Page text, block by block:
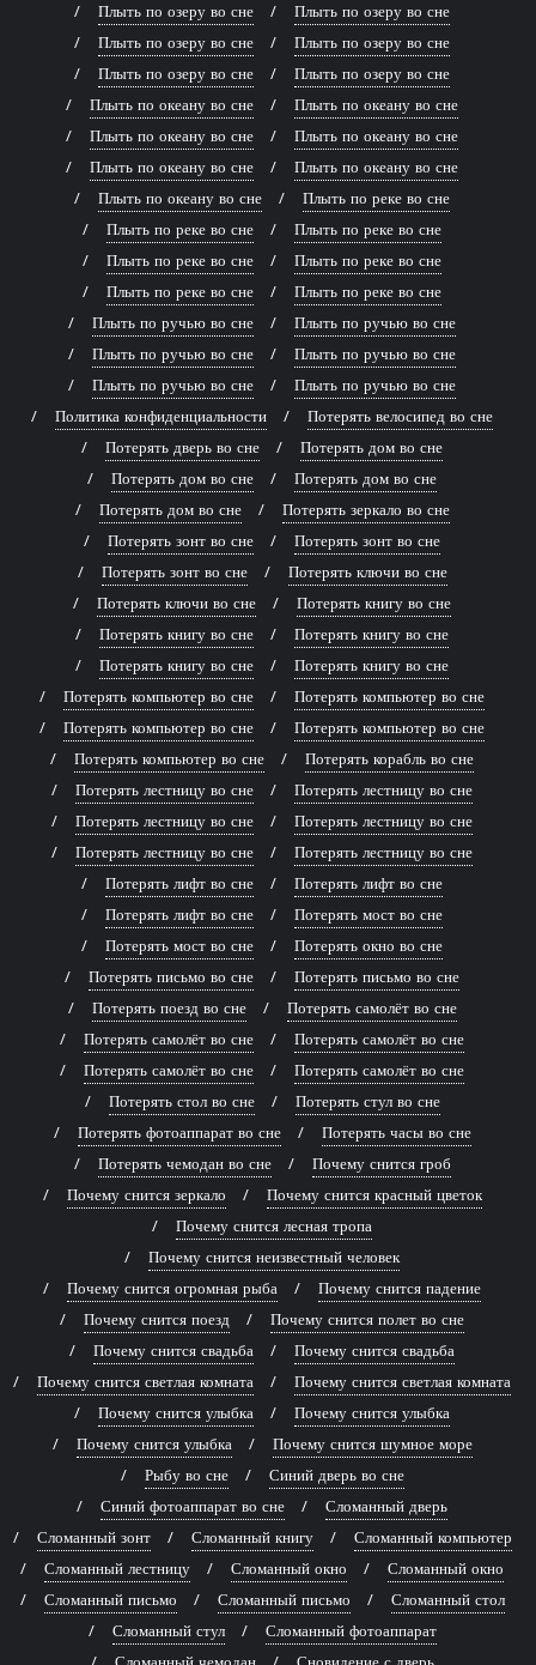
Плыть по озеру во сне
Плыть по озеру во сне
Плыть по озеру во сне
Плыть по озеру во сне
Плыть по озеру во сне
Плыть по озеру во сне
Плыть по океану во сне
Плыть по океану во сне
Плыть по океану во сне
Плыть по океану во сне
Плыть по океану во сне
Плыть по океану во сне
Плыть по океану во сне
Плыть по реке во сне
Плыть по реке во сне
Плыть по реке во сне
Плыть по реке во сне
Плыть по реке во сне
Плыть по реке во сне
Плыть по реке во сне
Плыть по ручью во сне
Плыть по ручью во сне
Плыть по ручью во сне
Плыть по ручью во сне
Плыть по ручью во сне
Плыть по ручью во сне
Политика конфиденциальности
Потерять велосипед во сне
Потерять дверь во сне
Потерять дом во сне
Потерять дом во сне
Потерять дом во сне
Потерять дом во сне
Потерять зеркало во сне
Потерять зонт во сне
Потерять зонт во сне
Потерять зонт во сне
Потерять ключи во сне
Потерять ключи во сне
Потерять книгу во сне
Потерять книгу во сне
Потерять книгу во сне
Потерять книгу во сне
Потерять книгу во сне
Потерять компьютер во сне
Потерять компьютер во сне
Потерять компьютер во сне
Потерять компьютер во сне
Потерять компьютер во сне
Потерять корабль во сне
Потерять лестницу во сне
Потерять лестницу во сне
Потерять лестницу во сне
Потерять лестницу во сне
Потерять лестницу во сне
Потерять лестницу во сне
Потерять лифт во сне
Потерять лифт во сне
Потерять лифт во сне
Потерять мост во сне
Потерять мост во сне
Потерять окно во сне
Потерять письмо во сне
Потерять письмо во сне
Потерять поезд во сне
Потерять самолёт во сне
Потерять самолёт во сне
Потерять самолёт во сне
Потерять самолёт во сне
Потерять самолёт во сне
Потерять стол во сне
Потерять стул во сне
Потерять фотоаппарат во сне
Потерять часы во сне
Потерять чемодан во сне
Почему снится гроб
Почему снится зеркало
Почему снится красный цветок
Почему снится лесная тропа
Почему снится неизвестный человек
Почему снится огромная рыба
Почему снится падение
Почему снится поезд
Почему снится полет во сне
Почему снится свадьба
Почему снится свадьба
Почему снится светлая комната
Почему снится светлая комната
Почему снится улыбка
Почему снится улыбка
Почему снится улыбка
Почему снится шумное море
Рыбу во сне
Синий дверь во сне
Синий фотоаппарат во сне
Сломанный дверь
Сломанный зонт
Сломанный книгу
Сломанный компьютер
Сломанный лестницу
Сломанный окно
Сломанный окно
Сломанный письмо
Сломанный письмо
Сломанный стол
Сломанный стул
Сломанный фотоаппарат